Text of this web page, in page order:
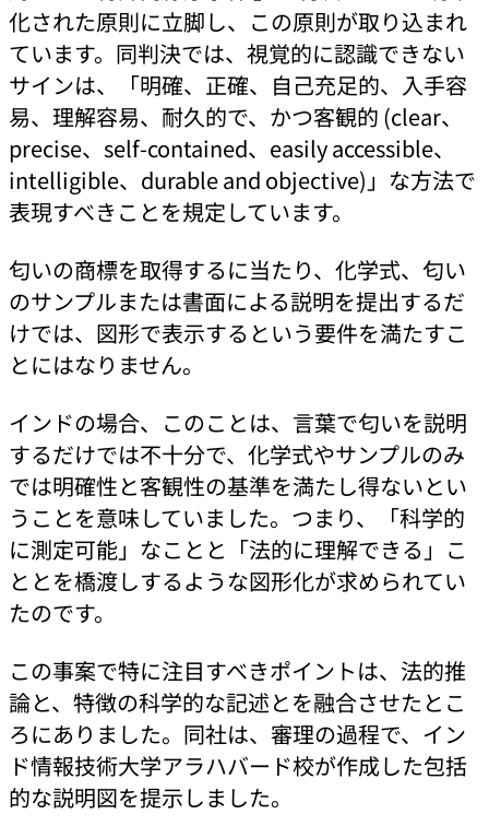
化された原則に立脚し、この原則が取り込まれ
ています。同判決では、視覚的に認識できない
サインは、「明確、正確、自己充足的、入手容
易、理解容易、耐久的で、かつ客観的 (clear、
precise、self-contained、easily accessible、
intelligible、durable and objective)」な方法で
表現すべきことを規定しています。
匂いの商標を取得するに当たり、化学式、匂い
のサンプルまたは書面による説明を提出するだ
けでは、図形で表示するという要件を満たすこ
とにはなりません。
インドの場合、このことは、言葉で匂いを説明
するだけでは不十分で、化学式やサンプルのみ
では明確性と客観性の基準を満たし得ないとい
うことを意味していました。つまり、「科学的
に測定可能」なことと「法的に理解できる」こ
ととを橋渡しするような図形化が求められてい
たのです。
この事案で特に注目すべきポイントは、法的推
論と、特徴の科学的な記述とを融合させたとこ
ろにありました。同社は、審理の過程で、イン
ド情報技術大学アラハバード校が作成した包括
的な説明図を提示しました。